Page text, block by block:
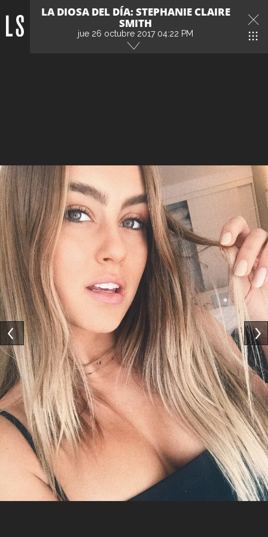
LA DIOSA DEL DÍA: STEPHANIE CLAIRE
SMITH
jue 26 octubre 2017 04:22 PM